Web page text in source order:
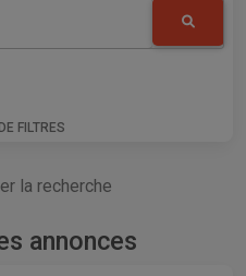
FILTRES
la recherche
annonces